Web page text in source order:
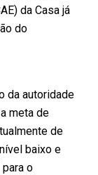
da Casa já
do
da autoridade
meta de
de
baixo e
o